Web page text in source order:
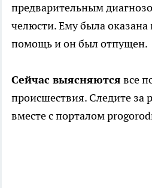
предварительным
челюсти. Ему была
помощь и он был отпущен.
Сейчас выясняются все
происшествия. Следите за
вместе с порталом